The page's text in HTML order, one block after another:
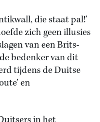
die staat pal!’
zich geen illusies
van een Brits-
bedenker van dit
tijdens de Duitse
en